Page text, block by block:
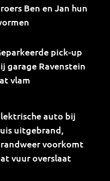
Ben en Jan hun
pick-up
garage Ravenstein
vlam
auto bij
uitgebrand,
voorkomt
vuur overslaat